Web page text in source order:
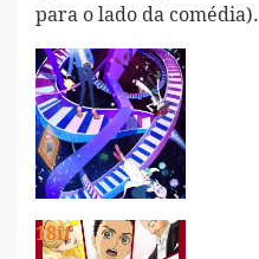
para o lado da comédia).
18if